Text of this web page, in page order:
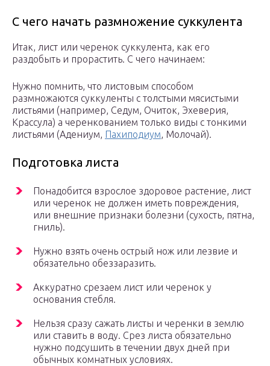
С чего начать размножение суккулента
Итак, лист или черенок суккулента, как его
раздобыть и прорастить. С чего начинаем:
Нужно помнить, что листовым способом
размножаются суккуленты с толстыми мясистыми
листьями (например, Седум, Очиток, Эхеверия,
Крассула) а черенкованием только виды с тонкими
листьями (Адениум, Пахиподиум, Молочай).
Подготовка листа
Понадобится взрослое здоровое растение, лист
или черенок не должен иметь повреждения,
или внешние признаки болезни (сухость, пятна,
гниль).
Нужно взять очень острый нож или лезвие и
обязательно обеззаразить.
Аккуратно срезаем лист или черенок у
основания стебля.
Нельзя сразу сажать листы и черенки в землю
или ставить в воду. Срез листа обязательно
нужно подсушить в течении двух дней при
обычных комнатных условиях.